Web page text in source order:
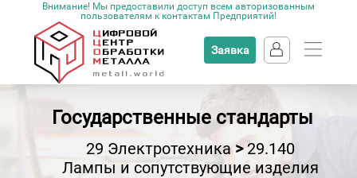
Внимание! Мы предоставили доступ всем авторизованным
пользователям к контактам Предприятий!
Заявка
Государственные стандарты
29 Электротехника>29.140
Лампы и сопутствующие изделия